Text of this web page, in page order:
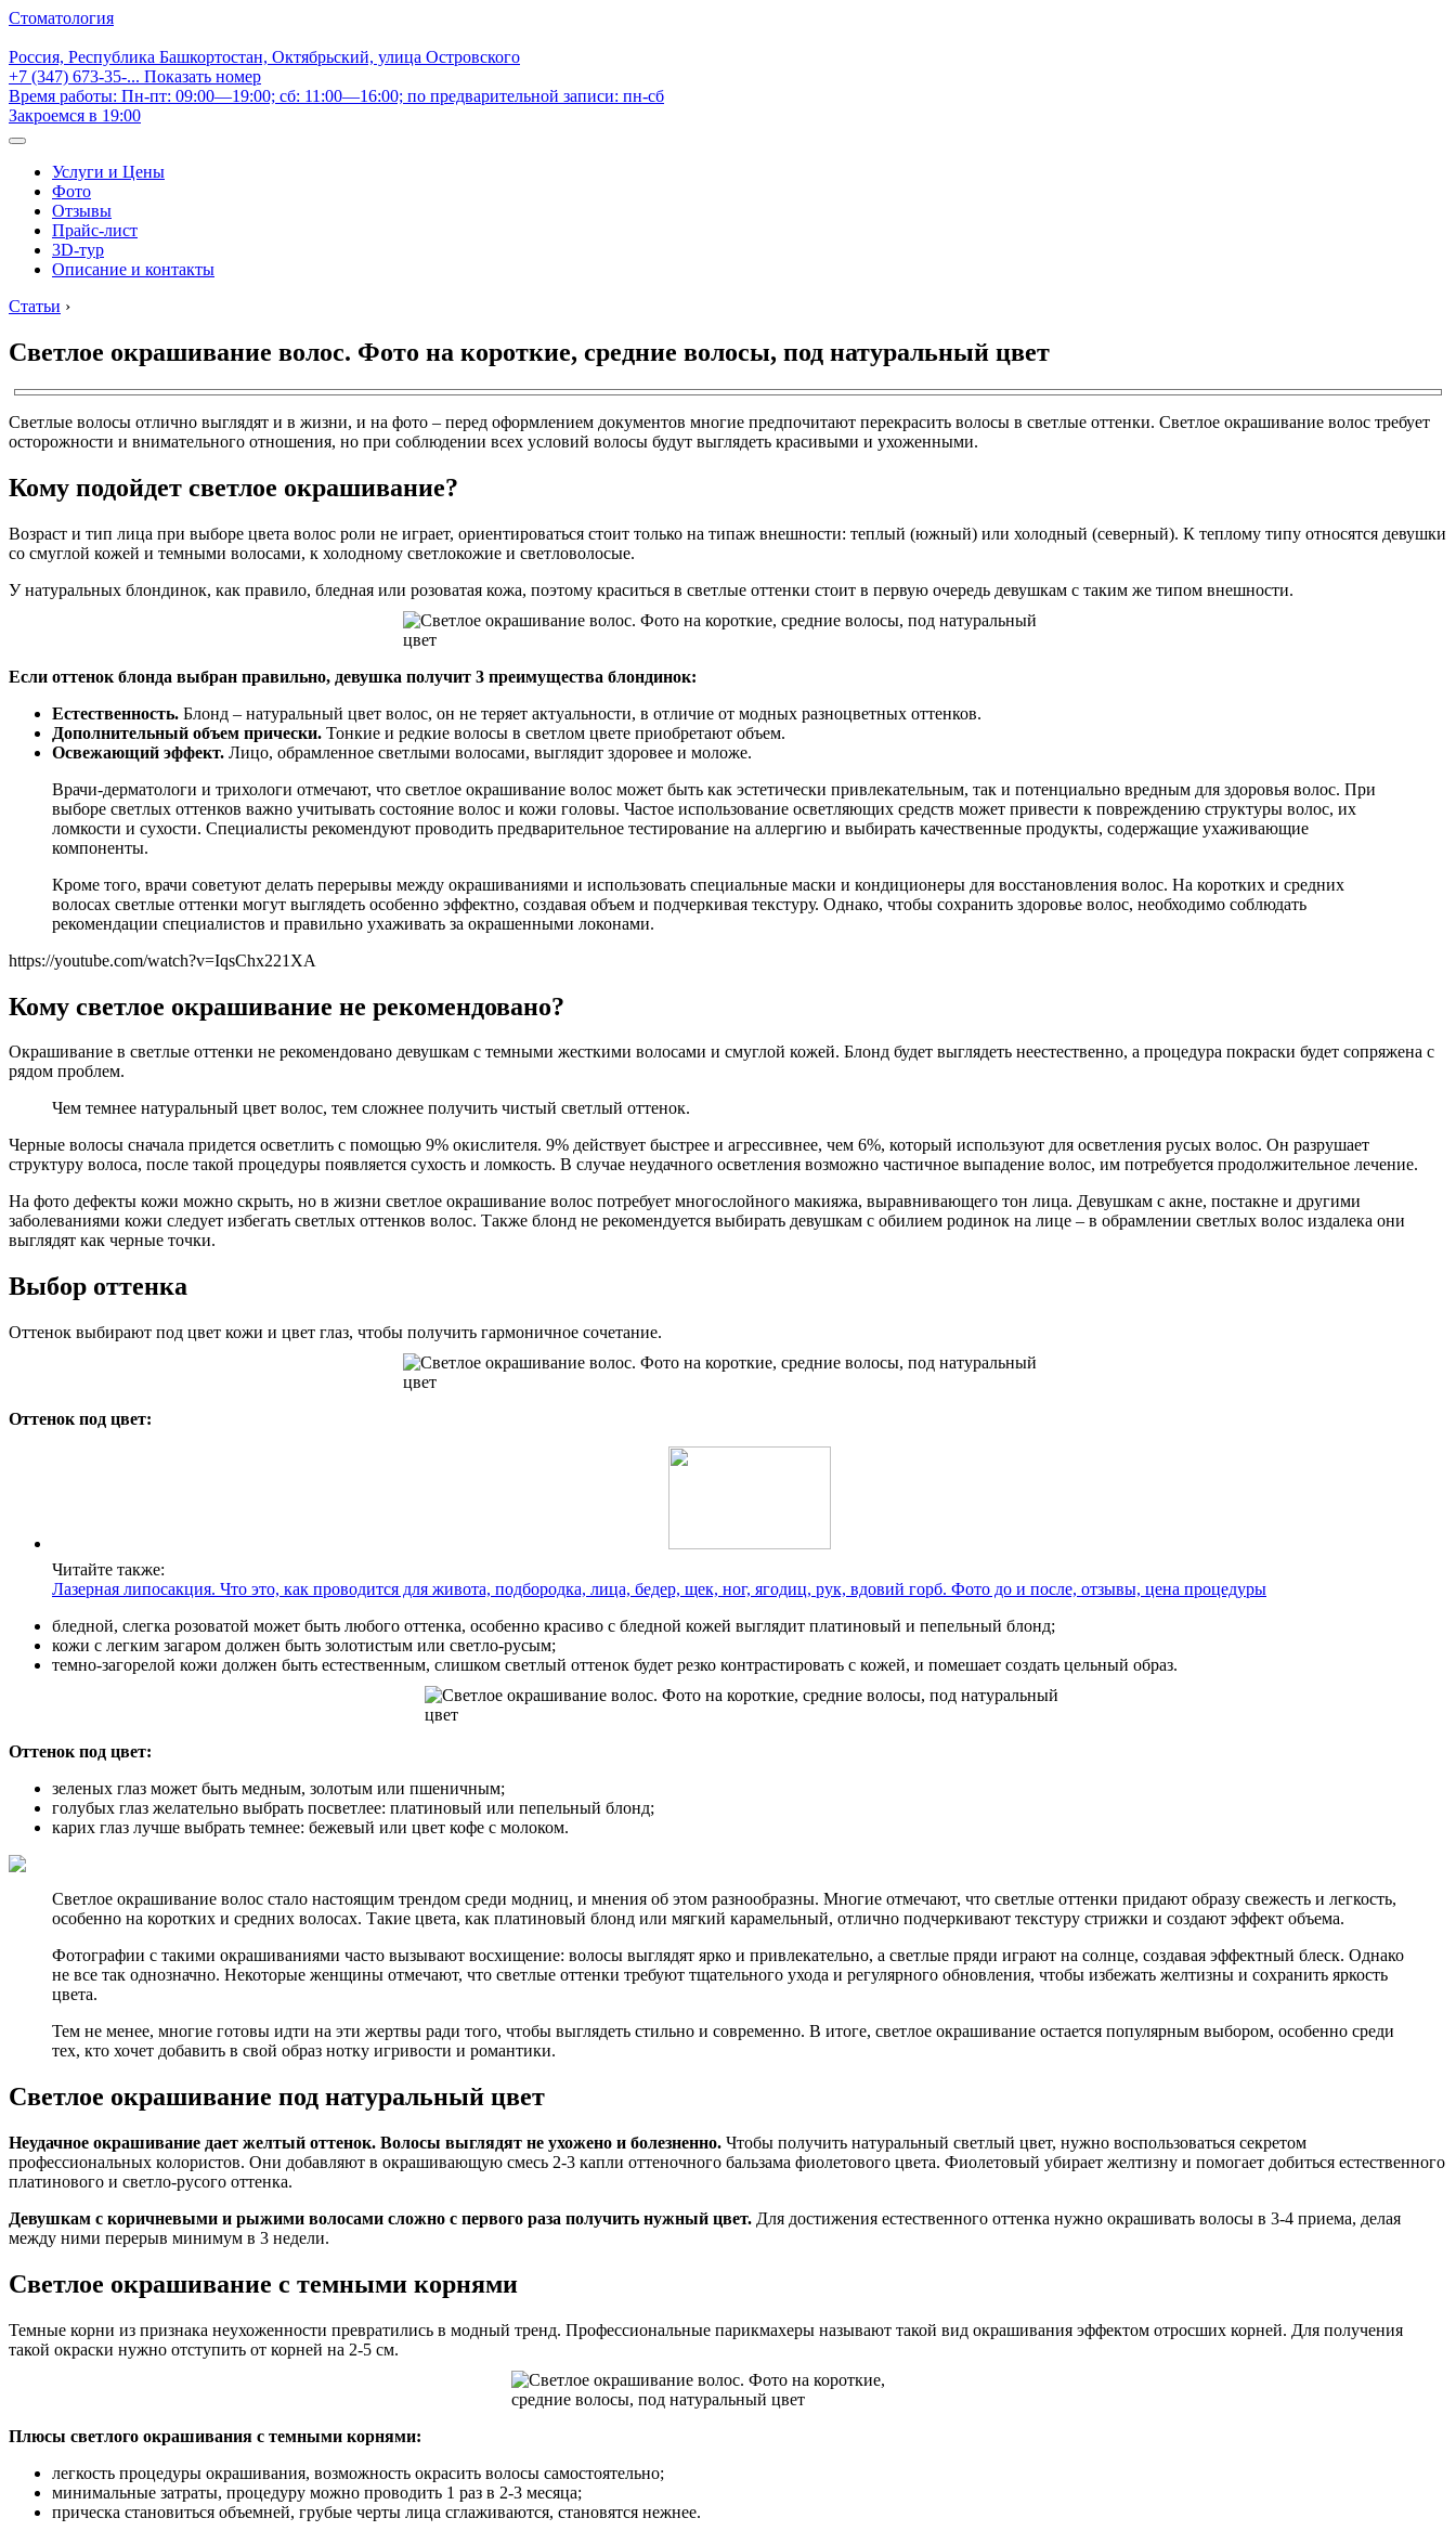
Стоматология
Россия, Республика Башкортостан, Октябрьский, улица Островского
+7 (347) 673-35-... Показать номер
Время работы: Пн-пт: 09:00—19:00; сб: 11:00—16:00; по предварительной записи: пн-сб
Закроемся в 19:00
Услуги и Цены
Фото
Отзывы
Прайс-лист
3D-тур
Описание и контакты
Статьи ›
Светлое окрашивание волос. Фото на короткие, средние волосы, под натуральный цвет
Светлые волосы отлично выглядят и в жизни, и на фото – перед оформлением документов многие предпочитают перекрасить волосы в светлые оттенки. Светлое окрашивание волос требует
осторожности и внимательного отношения, но при соблюдении всех условий волосы будут выглядеть красивыми и ухоженными.
Кому подойдет светлое окрашивание?
Возраст и тип лица при выборе цвета волос роли не играет, ориентироваться стоит только на типаж внешности: теплый (южный) или холодный (северный). К теплому типу относятся девушки
со смуглой кожей и темными волосами, к холодному светлокожие и светловолосые.
У натуральных блондинок, как правило, бледная или розоватая кожа, поэтому краситься в светлые оттенки стоит в первую очередь девушкам с таким же типом внешности.
Если оттенок блонда выбран правильно, девушка получит 3 преимущества блондинок:
Естественность. Блонд – натуральный цвет волос, он не теряет актуальности, в отличие от модных разноцветных оттенков.
Дополнительный объем прически. Тонкие и редкие волосы в светлом цвете приобретают объем.
Освежающий эффект. Лицо, обрамленное светлыми волосами, выглядит здоровее и моложе.
Врачи-дерматологи и трихологи отмечают, что светлое окрашивание волос может быть как эстетически привлекательным, так и потенциально вредным для здоровья волос. При
выборе светлых оттенков важно учитывать состояние волос и кожи головы. Частое использование осветляющих средств может привести к повреждению структуры волос, их
ломкости и сухости. Специалисты рекомендуют проводить предварительное тестирование на аллергию и выбирать качественные продукты, содержащие ухаживающие
компоненты.
Кроме того, врачи советуют делать перерывы между окрашиваниями и использовать специальные маски и кондиционеры для восстановления волос. На коротких и средних
волосах светлые оттенки могут выглядеть особенно эффектно, создавая объем и подчеркивая текстуру. Однако, чтобы сохранить здоровье волос, необходимо соблюдать
рекомендации специалистов и правильно ухаживать за окрашенными локонами.
https://youtube.com/watch?v=IqsChx221XA
Кому светлое окрашивание не рекомендовано?
Окрашивание в светлые оттенки не рекомендовано девушкам с темными жесткими волосами и смуглой кожей. Блонд будет выглядеть неестественно, а процедура покраски будет сопряжена с
рядом проблем.
Чем темнее натуральный цвет волос, тем сложнее получить чистый светлый оттенок.
Черные волосы сначала придется осветлить с помощью 9% окислителя. 9% действует быстрее и агрессивнее, чем 6%, который используют для осветления русых волос. Он разрушает
структуру волоса, после такой процедуры появляется сухость и ломкость. В случае неудачного осветления возможно частичное выпадение волос, им потребуется продолжительное лечение.
На фото дефекты кожи можно скрыть, но в жизни светлое окрашивание волос потребует многослойного макияжа, выравнивающего тон лица. Девушкам с акне, постакне и другими
заболеваниями кожи следует избегать светлых оттенков волос. Также блонд не рекомендуется выбирать девушкам с обилием родинок на лице – в обрамлении светлых волос издалека они
выглядят как черные точки.
Выбор оттенка
Оттенок выбирают под цвет кожи и цвет глаз, чтобы получить гармоничное сочетание.
Оттенок под цвет:
Читайте также:
Лазерная липосакция. Что это, как проводится для живота, подбородка, лица, бедер, щек, ног, ягодиц, рук, вдовий горб. Фото до и после, отзывы, цена процедуры
бледной, слегка розоватой может быть любого оттенка, особенно красиво с бледной кожей выглядит платиновый и пепельный блонд;
кожи с легким загаром должен быть золотистым или светло-русым;
темно-загорелой кожи должен быть естественным, слишком светлый оттенок будет резко контрастировать с кожей, и помешает создать цельный образ.
Оттенок под цвет:
зеленых глаз может быть медным, золотым или пшеничным;
голубых глаз желательно выбрать посветлее: платиновый или пепельный блонд;
карих глаз лучше выбрать темнее: бежевый или цвет кофе с молоком.
Светлое окрашивание волос стало настоящим трендом среди модниц, и мнения об этом разнообразны. Многие отмечают, что светлые оттенки придают образу свежесть и легкость,
особенно на коротких и средних волосах. Такие цвета, как платиновый блонд или мягкий карамельный, отлично подчеркивают текстуру стрижки и создают эффект объема.
Фотографии с такими окрашиваниями часто вызывают восхищение: волосы выглядят ярко и привлекательно, а светлые пряди играют на солнце, создавая эффектный блеск. Однако
не все так однозначно. Некоторые женщины отмечают, что светлые оттенки требуют тщательного ухода и регулярного обновления, чтобы избежать желтизны и сохранить яркость
цвета.
Тем не менее, многие готовы идти на эти жертвы ради того, чтобы выглядеть стильно и современно. В итоге, светлое окрашивание остается популярным выбором, особенно среди
тех, кто хочет добавить в свой образ нотку игривости и романтики.
Светлое окрашивание под натуральный цвет
Неудачное окрашивание дает желтый оттенок. Волосы выглядят не ухожено и болезненно. Чтобы получить натуральный светлый цвет, нужно воспользоваться секретом
профессиональных колористов. Они добавляют в окрашивающую смесь 2-3 капли оттеночного бальзама фиолетового цвета. Фиолетовый убирает желтизну и помогает добиться естественного
платинового и светло-русого оттенка.
Девушкам с коричневыми и рыжими волосами сложно с первого раза получить нужный цвет. Для достижения естественного оттенка нужно окрашивать волосы в 3-4 приема, делая
между ними перерыв минимум в 3 недели.
Светлое окрашивание с темными корнями
Темные корни из признака неухоженности превратились в модный тренд. Профессиональные парикмахеры называют такой вид окрашивания эффектом отросших корней. Для получения
такой окраски нужно отступить от корней на 2-5 см.
Плюсы светлого окрашивания с темными корнями:
легкость процедуры окрашивания, возможность окрасить волосы самостоятельно;
минимальные затраты, процедуру можно проводить 1 раз в 2-3 месяца;
прическа становиться объемней, грубые черты лица сглаживаются, становятся нежнее.